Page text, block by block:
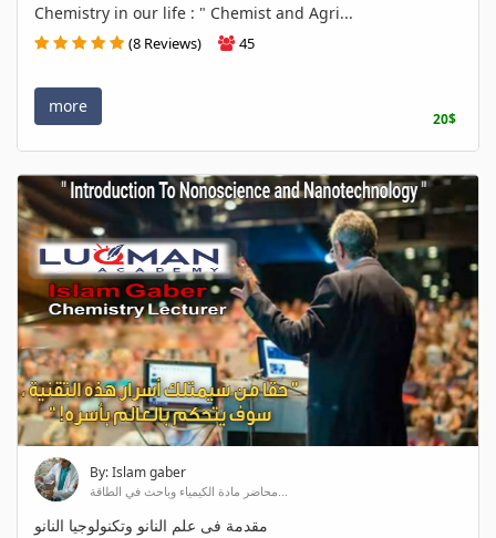
Chemistry in our life : " Chemist and Agri...
(8 Reviews) 45
more
20$
By: Islam gaber
محاضر مادة الكيمياء وباحث في الطاقة...
مقدمة فى علم النانو وتكنولوجيا النانو